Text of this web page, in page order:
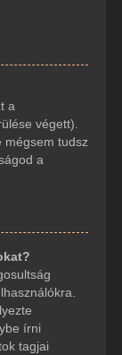
a
végett).
mégsem tudsz
a
írni
tagjai